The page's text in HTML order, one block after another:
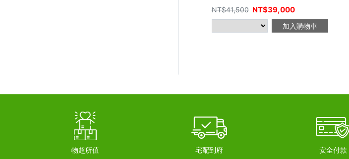
NT$41,500 NT$39,000
加入購物車
物超所值 宅配到府 安全付款